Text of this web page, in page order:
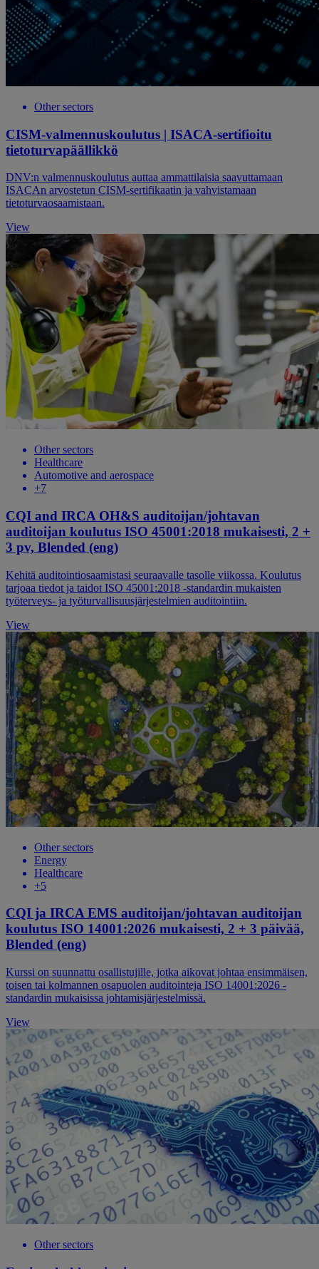
Other sectors
CISM-valmennuskoulutus | ISACA-sertifioitu
tietoturvapäällikkö
DNV:n valmennuskoulutus auttaa ammattilaisia saavuttamaan
ISACAn arvostetun CISM-sertifikaatin ja vahvistamaan
tietoturvaosaamistaan.
View
Other sectors
Healthcare
Automotive and aerospace
+7
CQI and IRCA OH&S auditoijan/johtavan
auditoijan koulutus ISO 45001:2018 mukaisesti, 2 +
3 pv, Blended (eng)
Kehitä auditointiosaamistasi seuraavalle tasolle viikossa. Koulutus
tarjoaa tiedot ja taidot ISO 45001:2018 -standardin mukaisten
työterveys- ja työturvallisuusjärjestelmien auditointiin.
View
Other sectors
Energy
Healthcare
+5
CQI ja IRCA EMS auditoijan/johtavan auditoijan
koulutus ISO 14001:2026 mukaisesti, 2 + 3 päivää,
Blended (eng)
Kurssi on suunnattu osallistujille, jotka aikovat johtaa ensimmäisen,
toisen tai kolmannen osapuolen auditointeja ISO 14001:2026 -
standardin mukaisissa johtamisjärjestelmissä.
View
Other sectors